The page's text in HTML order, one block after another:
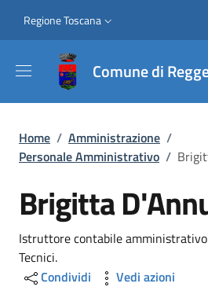
Slim top
Regione Toscana
Comune di
Briciole di pane
Home / Amministrazione /
Personale Amministrativo /
Brigitta
Istruttore contabile
Tecnici.
Condividi
Vedi azioni